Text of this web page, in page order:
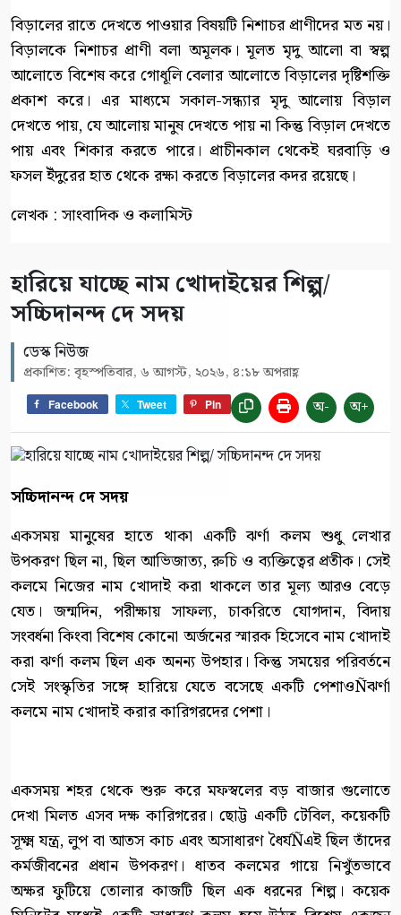
বিড়ালের রাতে দেখতে পাওয়ার বিষয়টি নিশাচর প্রাণীদের মত নয়।
বিড়ালকে নিশাচর প্রাণী বলা অমূলক। মূলত মৃদু আলো বা স্বল্প
আলোতে বিশেষ করে গোধূলি বেলার আলোতে বিড়ালের দৃষ্টিশক্তি
প্রকাশ করে। এর মাধ্যমে সকাল-সন্ধ্যার মৃদু আলোয় বিড়াল
দেখতে পায়, যে আলোয় মানুষ দেখতে পায় না কিন্তু বিড়াল দেখতে
পায় এবং শিকার করতে পারে। প্রাচীনকাল থেকেই ঘরবাড়ি ও
ফসল ইঁদুরের হাত থেকে রক্ষা করতে বিড়ালের কদর রয়েছে।
লেখক : সাংবাদিক ও কলামিস্ট
হারিয়ে যাচ্ছে নাম খোদাইয়ের শিল্প/
সচ্চিদানন্দ দে সদয়
ডেস্ক নিউজ
প্রকাশিত: বৃহস্পতিবার, ৬ আগস্ট, ২০২৬, ৪:১৮ অপরাহ্ণ
Facebook Tweet Pin অ- অ+
সচ্চিদানন্দ দে সদয়
একসময় মানুষের হাতে থাকা একটি ঝর্ণা কলম শুধু লেখার
উপকরণ ছিল না, ছিল আভিজাত্য, রুচি ও ব্যক্তিত্বের প্রতীক। সেই
কলমে নিজের নাম খোদাই করা থাকলে তার মূল্য আরও বেড়ে
যেত। জন্মদিন, পরীক্ষায় সাফল্য, চাকরিতে যোগদান, বিদায়
সংবর্ধনা কিংবা বিশেষ কোনো অর্জনের স্মারক হিসেবে নাম খোদাই
করা ঝর্ণা কলম ছিল এক অনন্য উপহার। কিন্তু সময়ের পরিবর্তনে
সেই সংস্কৃতির সঙ্গে হারিয়ে যেতে বসেছে একটি পেশাওÑঝর্ণা
কলমে নাম খোদাই করার কারিগরদের পেশা।
একসময় শহর থেকে শুরু করে মফস্বলের বড় বাজার গুলোতে
দেখা মিলত এসব দক্ষ কারিগরের। ছোট্ট একটি টেবিল, কয়েকটি
সূক্ষ্ম যন্ত্র, লুপ বা আতস কাচ এবং অসাধারণ ধৈর্যÑএই ছিল তাঁদের
কর্মজীবনের প্রধান উপকরণ। ধাতব কলমের গায়ে নিখুঁতভাবে
অক্ষর ফুটিয়ে তোলার কাজটি ছিল এক ধরনের শিল্প। কয়েক